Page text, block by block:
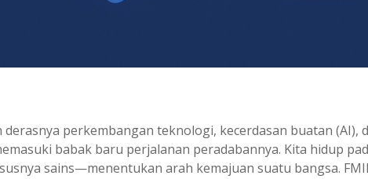
derasnya perkembangan teknologi, kecerdasan buatan
babak baru perjalanan peradabannya. Kita hidup
sains—menentukan arah kemajuan suatu bangsa.